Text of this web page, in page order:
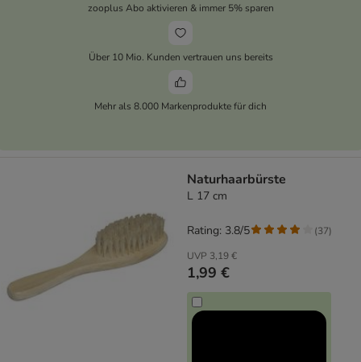
zooplus Abo aktivieren & immer 5% sparen
Über 10 Mio. Kunden vertrauen uns bereits
Mehr als 8.000 Markenprodukte für dich
Naturhaarbürste
L 17 cm
UVP 3,19 €
1,99 €
Rating: 3.8/5 (37)